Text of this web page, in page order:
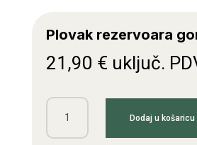
Plovak rezervoara
21,90 € uključ.
Plovak
rezervoara
Dodaj u košaricu